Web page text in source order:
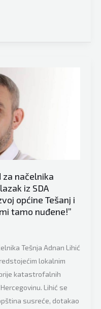
načelnika
iz SDA
općine Tešanj i
tamo nuđene!”
Tešnja Adnan Lihić
lokalnim
katastrofalnih
Lihić se
susreće, dotakao